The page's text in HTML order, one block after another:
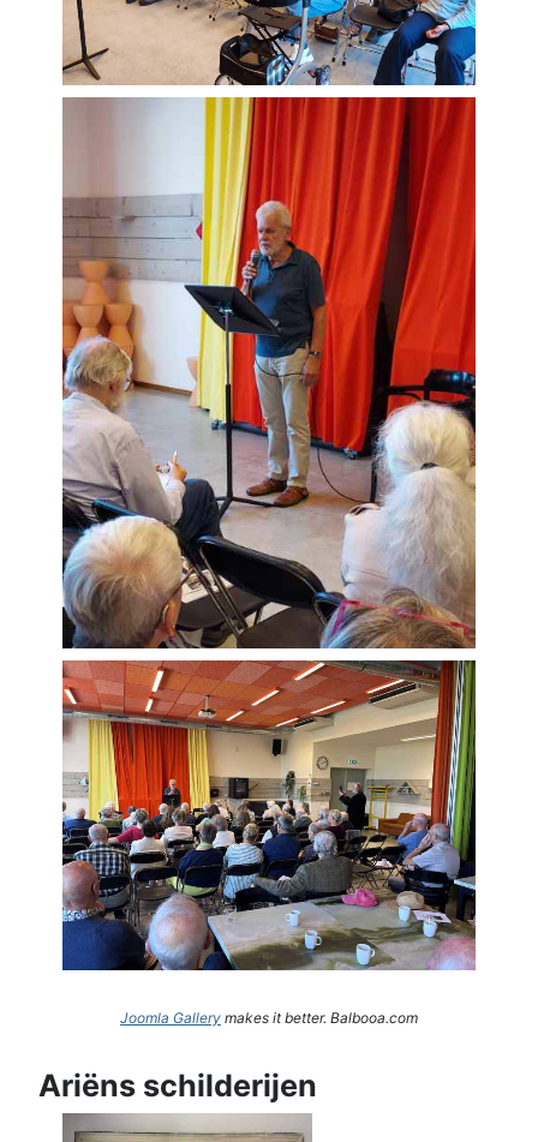
Joomla Gallery makes it better. Balbooa.com
Ariëns schilderijen